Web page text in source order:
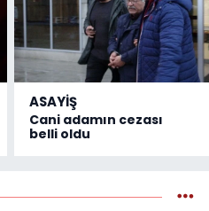
ASAYİŞ
Cani adamın cezası
belli oldu